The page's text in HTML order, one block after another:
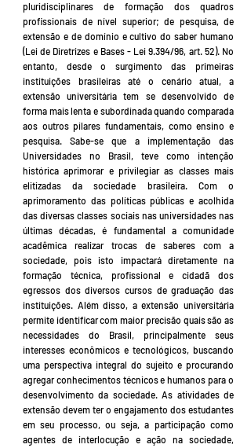
pluridisciplinares de formação dos quadros
profissionais de nível superior; de pesquisa, de
extensão e de domínio e cultivo do saber humano
(Lei de Diretrizes e Bases - Lei 9.394/96, art. 52). No
entanto, desde o surgimento das primeiras
instituições brasileiras até o cenário atual, a
extensão universitária tem se desenvolvido de
forma mais lenta e subordinada quando comparada
aos outros pilares fundamentais, como ensino e
pesquisa. Sabe-se que a implementação das
Universidades no Brasil, teve como intenção
histórica aprimorar e privilegiar as classes mais
elitizadas da sociedade brasileira. Com o
aprimoramento das políticas públicas e acolhida
das diversas classes sociais nas universidades nas
últimas décadas, é fundamental a comunidade
acadêmica realizar trocas de saberes com a
sociedade, pois isto impactará diretamente na
formação técnica, profissional e cidadã dos
egressos dos diversos cursos de graduação das
instituições. Além disso, a extensão universitária
permite identificar com maior precisão quais são as
necessidades do Brasil, principalmente seus
interesses econômicos e tecnológicos, buscando
uma perspectiva integral do sujeito e procurando
agregar conhecimentos técnicos e humanos para o
desenvolvimento da sociedade. As atividades de
extensão devem ter o engajamento dos estudantes
em seu processo, ou seja, a participação como
agentes de interlocução e ação na sociedade,